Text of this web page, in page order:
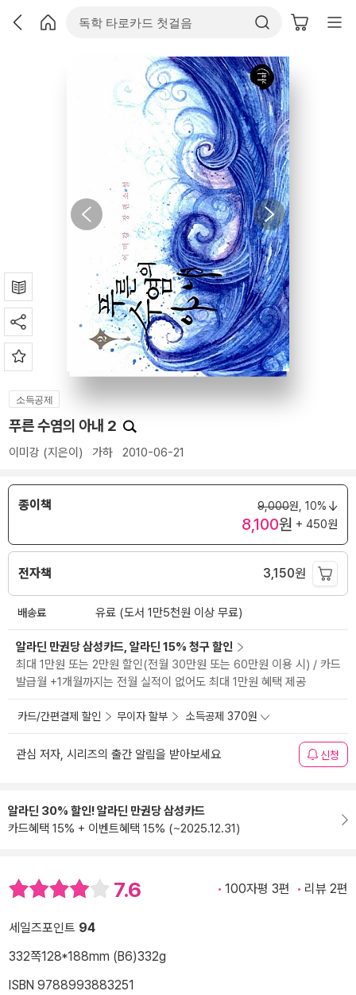
소득공제
푸른 수염의 아내 2
이미강 (지은이) 가하 2010-06-21
종이책 9,000원, 10%
8,100원 + 450원
전자책 3,150원
배송료 유료 (도서 1만5천원 이상 무료)
알라딘 만권당 삼성카드, 알라딘 15% 청구 할인
최대 1만원 또는 2만원 할인(전월 30만원 또는 60만원 이용 시) / 카드
발급월 +1개월까지는 전월 실적이 없어도 최대 1만원 혜택 제공
카드/간편결제 할인 무이자 할부 소득공제 370원
관심 저자, 시리즈의 출간 알림을 받아보세요 신청
알라딘 30% 할인! 알라딘 만권당 삼성카드
카드혜택 15% + 이벤트혜택 15% (~2025.12.31)
7.6 100자평 3편 리뷰 2편
세일즈포인트 94
332쪽128*188mm (B6)332g
ISBN 9788993883251